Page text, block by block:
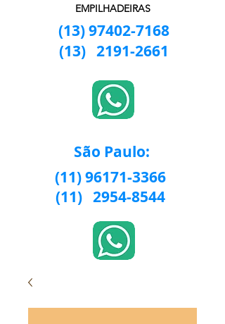
EMPILHADEIRAS
(13) 97402-7168
(13) 2191-2661
São Paulo:
(11) 96171-3366
(11) 2954-8544